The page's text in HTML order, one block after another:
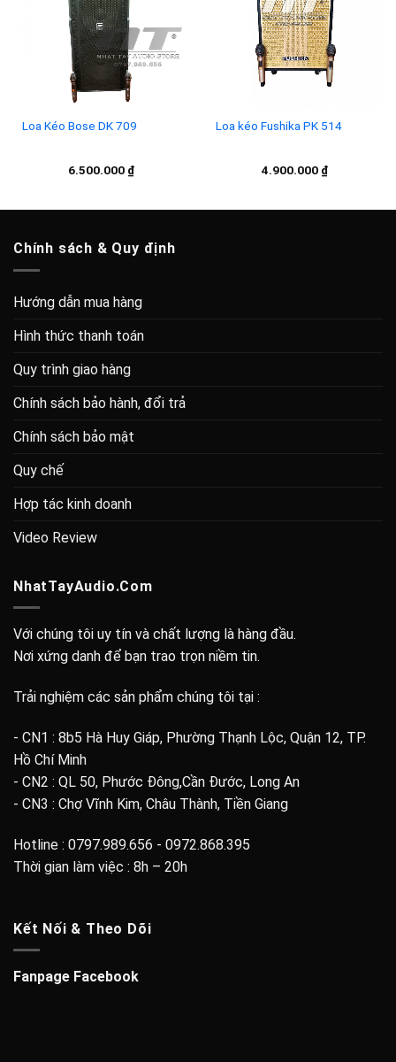
Loa Kéo Bose DK 709
6.500.000 ₫
Loa kéo Fushika PK 514
4.900.000 ₫
Chính sách & Quy định
Hướng dẫn mua hàng
Hình thức thanh toán
Quy trình giao hàng
Chính sách bảo hành, đổi trả
Chính sách bảo mật
Quy chế
Hợp tác kinh doanh
Video Review
NhatTayAudio.Com
Với chúng tôi uy tín và chất lượng là hàng đầu.
Nơi xứng danh để bạn trao trọn niềm tin.
Trải nghiệm các sản phẩm chúng tôi tại :
- CN1 : 8b5 Hà Huy Giáp, Phường Thạnh Lộc, Quận 12, TP.
Hồ Chí Minh
- CN2 : QL 50, Phước Đông,Cần Đước, Long An
- CN3 : Chợ Vĩnh Kim, Châu Thành, Tiền Giang
Hotline : 0797.989.656 - 0972.868.395
Thời gian làm việc : 8h – 20h
Kết Nối & Theo Dõi
Fanpage Facebook